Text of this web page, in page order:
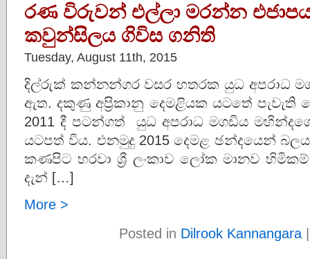
රණ විරුවන් එල්ලා මරන්න
කවුන්සිලය ගිවිස ගනිති
Tuesday, August 11th, 2015
දිල්රුක් කන්නන්ගර වසර හතරක යුධ අපරාධ
ඇත. දකුණු අප්‍රිකානු දෙමළියක යටතේ
2011 දී පටන්ගත් යුධ අපරාධ මගඩිය
යටපත් විය. එනමුදු 2015 දෙමළ ඡන්දයෙන්
කණපිට හරවා ශ්‍රී ලංකාව ලෝක මානව
දැන් […]
More >
Posted in Dilrook Kannangara